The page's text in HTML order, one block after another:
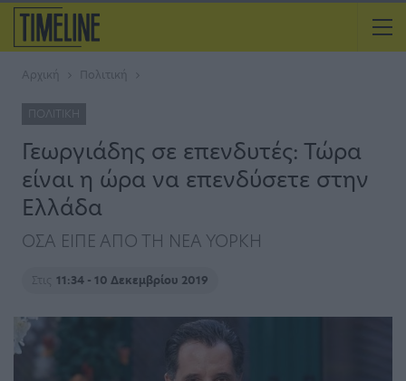
Αρχική Πολιτική
ΠΟΛΙΤΙΚΉ
Γεωργιάδης σε επενδυτές: Τώρα
είναι η ώρα να επενδύσετε στην
Ελλάδα
ΟΣΑ ΕΙΠΕ ΑΠΟ ΤΗ ΝΕΑ ΥΟΡΚΗ
Στις 11:34 - 10 Δεκεμβρίου 2019